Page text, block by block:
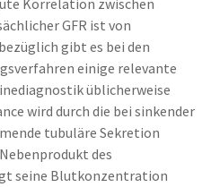
Korrelation zwischen
GFR ist von
gibt es bei den
einige relevante
üblicherweise
wird durch die bei sinkender
tubuläre Sekretion
des
seine Blutkonzentration